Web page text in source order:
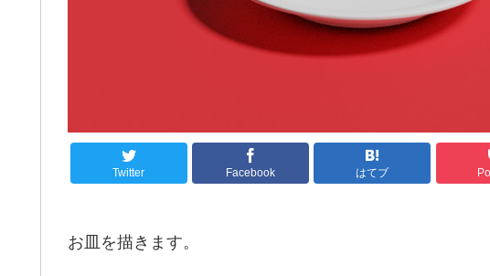
Twitter Facebook はてブ
お皿を描きます。